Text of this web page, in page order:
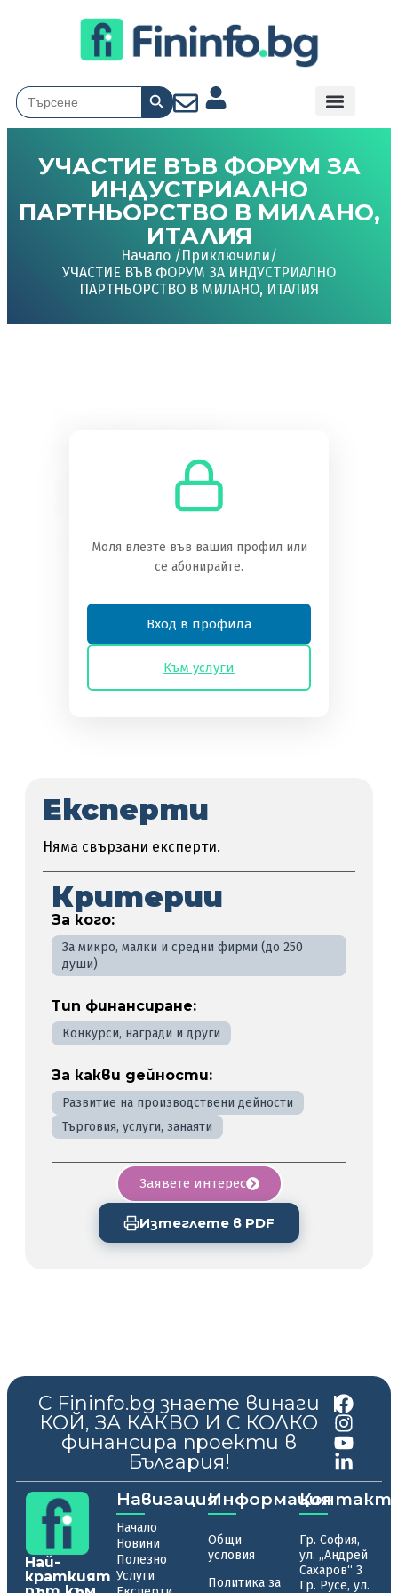
Search
for:
Search Button
УЧАСТИЕ ВЪВ ФОРУМ ЗА
ИНДУСТРИАЛНО
ПАРТНЬОРСТВО В МИЛАНО,
ИТАЛИЯ
Начало / Приключили/
УЧАСТИЕ ВЪВ ФОРУМ ЗА ИНДУСТРИАЛНО
ПАРТНЬОРСТВО В МИЛАНО, ИТАЛИЯ
Експерти
Няма свързани експерти.
Критерии
За кого:
За микро, малки и средни фирми (до 250
души)
Тип финансиране:
Конкурси, награди и други
За какви дейности:
Развитие на производствени дейности
Търговия, услуги, занаяти
Заявете интерес
Изтеглете в PDF
Трябва да сте абонат, за да получите
достъп до това съдържание.
Преглед на нивата на абонамент
Моля влезте във вашия профил или
се абонирайте.
Вход в профила
Kъм услуги
С Fininfo.bg знаете винаги
КОЙ, ЗА КАКВО И С КОЛКО
финансира проекти в
България!
|
Най-
краткият
Навигация
Начало
Новини
Полезно
Услуги
Информация
Общи
условия
Политика за
Гр. София,
ул. „Андрей
Сахаров“ 3
Гр. Русе, ул.